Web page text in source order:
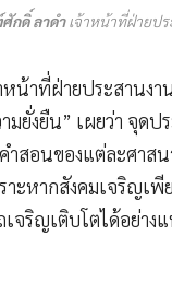
กดิ์ ลาดำเจ้าหน้าที่ฝ่ายป
หน้าที่ฝ่ายประสานงา
ยั่งยืน” เผยว่า จุด
ำสอนของแต่ละศา
ะหากสังคมเจริญเพี
จริญเติบโตได้อย่าง